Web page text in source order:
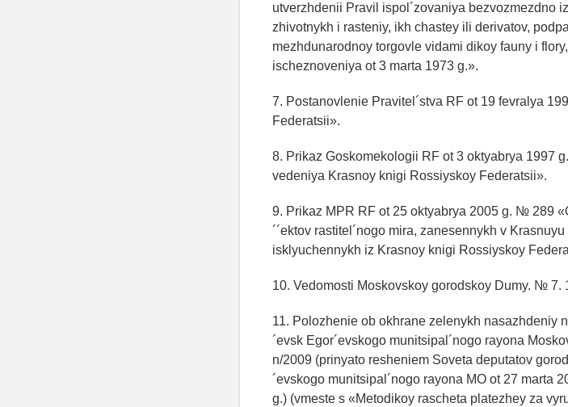
utverzhdenii Pravil ispol´zovaniya bezvozmezdno
zhivotnykh i rasteniy, ikh chastey ili derivatov,
mezhdunarodnoy torgovle vidami dikoy fauny i
ischeznoveniya ot 3 marta 1973 g.».
7. Postanovlenie Pravitel´stva RF ot 19 fevralya
Federatsii».
8. Prikaz Goskomekologii RF ot 3 oktyabrya 1997
vedeniya Krasnoy knigi Rossiyskoy Federatsii».
9. Prikaz MPR RF ot 25 oktyabrya 2005 g. № 289
´´ektov rastitel´nogo mira, zanesennykh v
isklyuchennykh iz Krasnoy knigi Rossiyskoy
10. Vedomosti Moskovskoy gorodskoy Dumy. № 7.
11. Polozhenie ob okhrane zelenykh nasazhdeniy
´evsk Egor´evskogo munitsipal´nogo rayona
n/2009 (prinyato resheniem Soveta deputatov
´evskogo munitsipal´nogo rayona MO ot 27 marta
g.) (vmeste s «Metodikoy rascheta platezhey za